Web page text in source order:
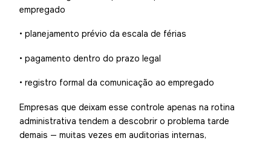
empregado
• planejamento prévio da escala de férias
• pagamento dentro do prazo legal
• registro formal da comunicação ao empregado
Empresas que deixam esse controle apenas na rotina
administrativa tendem a descobrir o problema tarde
demais — muitas vezes em auditorias internas,